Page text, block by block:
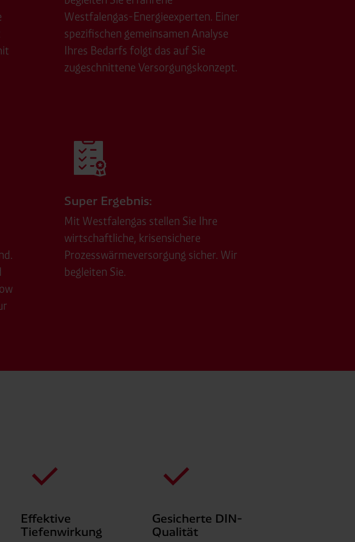
gemäß Art. 46 DSGVO sicher (z. B. EU-
Die maximale Speicherdauer beträgt
E-Mail: datenschutz@westfalen.com
Westfalengas-Energieexperten. Einer
spezifischen gemeinsamen Analyse
Ihres Bedarfs folgt das auf Sie
zugeschnittene Versorgungskonzept.
Super Ergebnis:
Mit Westfalengas stellen Sie Ihre
wirtschaftliche, krisensichere
Prozesswärmeversorgung sicher. Wir
begleiten Sie.
Effektive
Tiefenwirkung
Gesicherte DIN-
Qualität